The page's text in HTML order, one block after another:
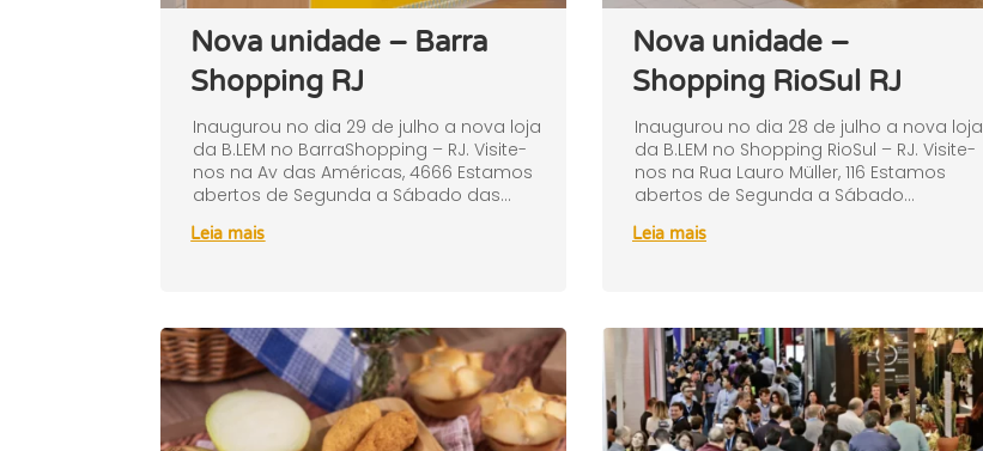
Nova unidade – Barra
Shopping RJ
Inaugurou no dia 29 de julho a nova loja
da B.LEM no BarraShopping – RJ. Visite-
nos na Av das Américas, 4666 Estamos
abertos de Segunda a Sábado das...
Leia mais
Nova unidade –
Shopping RioSul RJ
Inaugurou no dia 28 de julho a nova loja
da B.LEM no Shopping RioSul – RJ. Visite-
nos na Rua Lauro Müller, 116 Estamos
abertos de Segunda a Sábado...
Leia mais